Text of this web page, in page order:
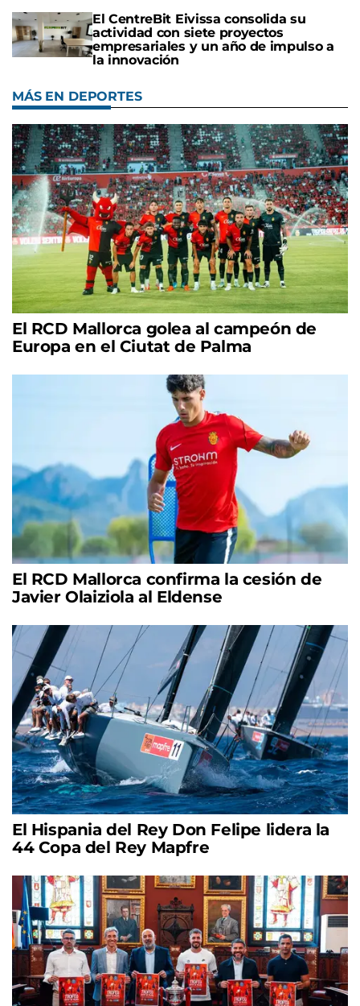
El CentreBit Eivissa consolida su
actividad con siete proyectos
empresariales y un año de impulso a
la innovación
MÁS EN DEPORTES
El RCD Mallorca golea al campeón de
Europa en el Ciutat de Palma
El RCD Mallorca confirma la cesión de
Javier Olaiziola al Eldense
El Hispania del Rey Don Felipe lidera la
44 Copa del Rey Mapfre